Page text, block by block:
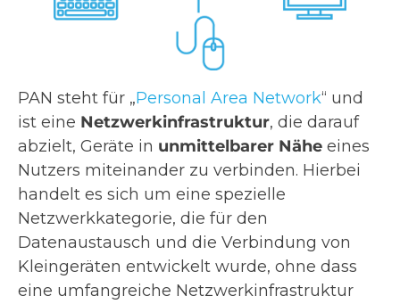
PAN steht für „Personal Area Network“ und
ist eine Netzwerkinfrastruktur, die darauf
abzielt, Geräte in unmittelbarer Nähe eines
Nutzers miteinander zu verbinden. Hierbei
handelt es sich um eine spezielle
Netzwerkkategorie, die für den
Datenaustausch und die Verbindung von
Kleingeräten entwickelt wurde, ohne dass
eine umfangreiche Netzwerkinfrastruktur